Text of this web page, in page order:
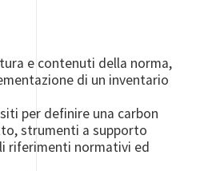
e contenuti della norma,
di un inventario
per definire una carbon
strumenti a supporto
riferimenti normativi ed